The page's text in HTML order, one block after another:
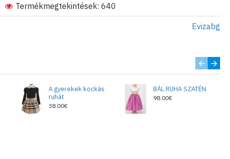
Evizabg
Termékmegtekintések: 640
A gyerekek kockás
ruhát
38.00€
BÁL RUHA SZATÉN
98.00€